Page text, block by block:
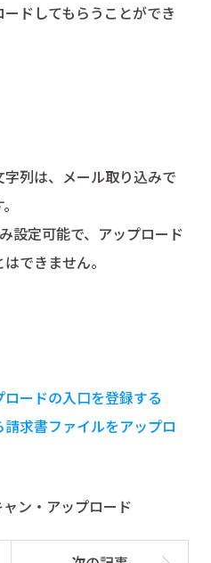
ドしてもらうことができ
列は、メール取り込みで
設定可能で、アップロード
できません。
ードの入口を登録する
求書ファイルをアップロ
ン・アップロード